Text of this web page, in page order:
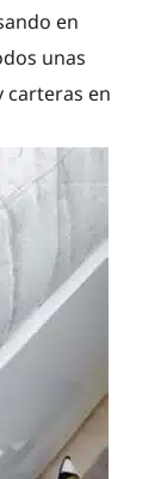
en
unas
carteras en